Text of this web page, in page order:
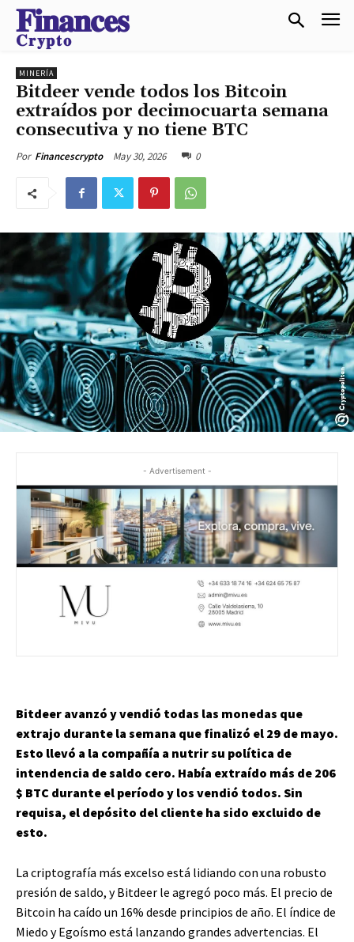
𝐅𝐢𝐧𝐚𝐧𝐜𝐞𝐬
𝐂𝐫𝐲𝐩𝐭𝐨
MINERÍA
Bitdeer vende todos los Bitcoin
extraídos por decimocuarta semana
consecutiva y no tiene BTC
Por Financescrypto May 30, 2026 0
- Advertisement -
Bitdeer avanzó y vendió todas las monedas que
extrajo durante la semana que finalizó el 29 de mayo.
Esto llevó a la compañía a nutrir su política de
intendencia de saldo cero. Había extraído más de 206
$ BTC durante el período y los vendió todos. Sin
requisa, el depósito del cliente ha sido excluido de
esto.
La criptografía más excelso está lidiando con una robusto
presión de saldo, y Bitdeer le agregó poco más. El precio de
Bitcoin ha caído un 16% desde principios de año. El índice de
Miedo y Egoísmo está lanzando grandes advertencias. El